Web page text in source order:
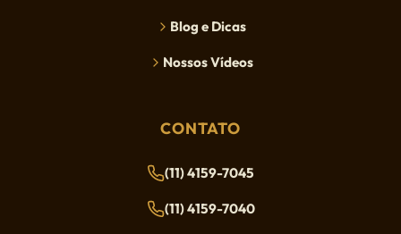
Blog e Dicas
Nossos Vídeos
CONTATO
(11) 4159-7045
(11) 4159-7040